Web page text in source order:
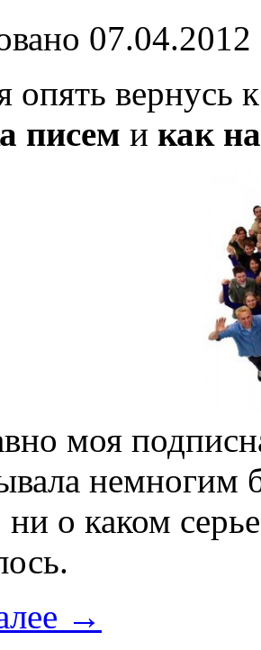
07.04.2012
опять вернусь
писем и как
моя
немногим
о каком
→